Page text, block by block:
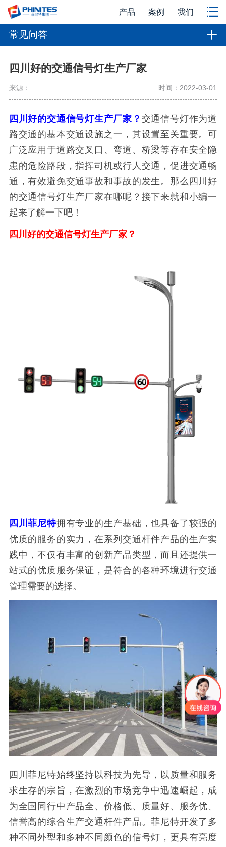
产品 案例 我们
常见问答
四川好的交通信号灯生产厂家
来源： 时间：2022-03-01
四川好的交通信号灯生产厂家？ 交通信号灯作为道
路交通的基本交通设施之一，其设置至关重要。可
广泛应用于道路交叉口、弯道、桥梁等存在安全隐
患的危险路段，指挥司机或行人交通，促进交通畅
通，有效避免交通事故和事故的发生。那么四川好
的交通信号灯生产厂家在哪呢？接下来就和小编一
起来了解一下吧！
四川好的交通信号灯生产厂家？
四川菲尼特拥有专业的生产基础，也具备了较强的
优质的服务的实力，在系列交通杆件产品的生产实
践中，不仅有丰富的创新产品类型，而且还提供一
站式的优质服务保证，是符合的各种环境进行交通
管理需要的选择。
四川菲尼特始终坚持以科技为先导，以质量和服务
求生存的宗旨，在激烈的市场竞争中迅速崛起，成
为全国同行中产品全、价格低、质量好、服务优、
信誉高的综合生产交通杆件产品。菲尼特开发了多
种不同外型和多种不同颜色的信号灯，更具有亮度